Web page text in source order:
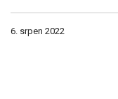
6. srpen 2022